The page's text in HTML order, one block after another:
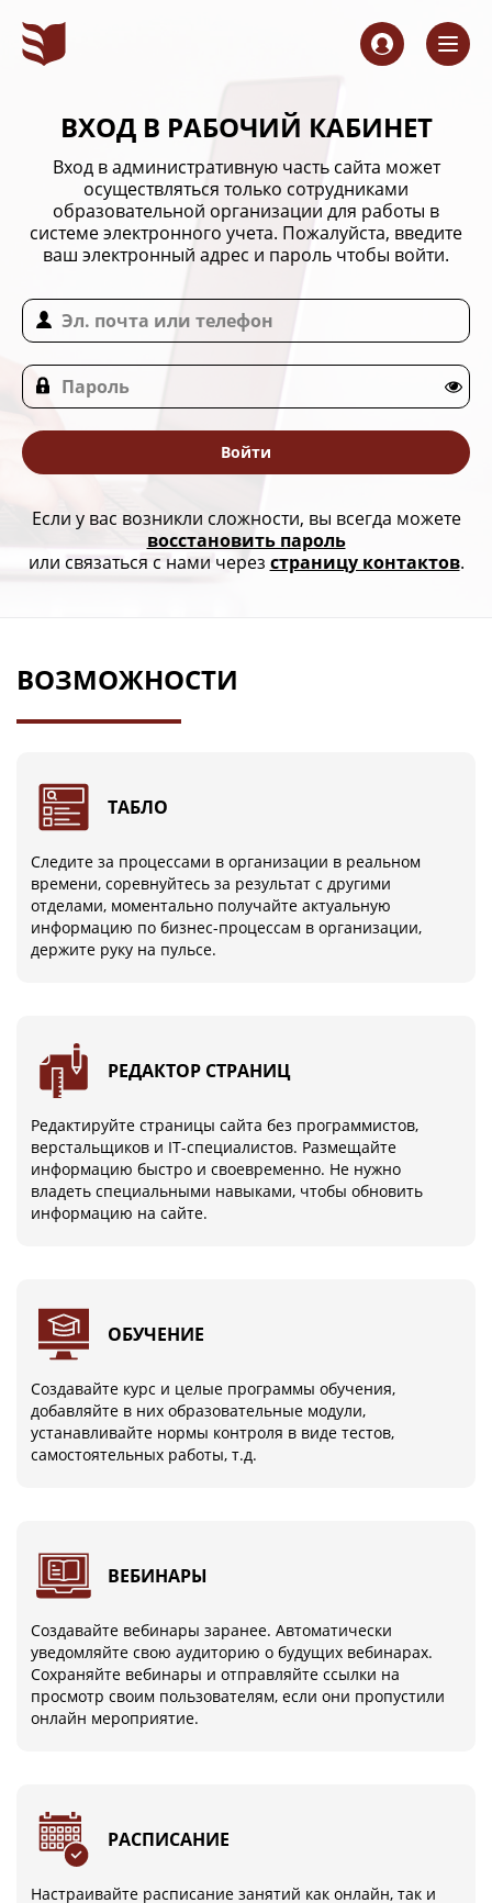
ВХОД В РАБОЧИЙ КАБИНЕТ
Вход в административную часть сайта может
осуществляться только сотрудниками
образовательной организации для работы в
системе электронного учета. Пожалуйста, введите
ваш электронный адрес и пароль чтобы войти.
Войти
Если у вас возникли сложности, вы всегда можете
восстановить пароль
или связаться с нами через страницу контактов.
ВОЗМОЖНОСТИ
ТАБЛО
Следите за процессами в организации в реальном
времени, соревнуйтесь за результат с другими
отделами, моментально получайте актуальную
информацию по бизнес-процессам в организации,
держите руку на пульсе.
РЕДАКТОР СТРАНИЦ
Редактируйте страницы сайта без программистов,
верстальщиков и IT-специалистов. Размещайте
информацию быстро и своевременно. Не нужно
владеть специальными навыками, чтобы обновить
информацию на сайте.
ОБУЧЕНИЕ
Создавайте курс и целые программы обучения,
добавляйте в них образовательные модули,
устанавливайте нормы контроля в виде тестов,
самостоятельных работы, т.д.
ВЕБИНАРЫ
Создавайте вебинары заранее. Автоматически
уведомляйте свою аудиторию о будущих вебинарах.
Сохраняйте вебинары и отправляйте ссылки на
просмотр своим пользователям, если они пропустили
онлайн мероприятие.
РАСПИСАНИЕ
Настраивайте расписание занятий как онлайн, так и